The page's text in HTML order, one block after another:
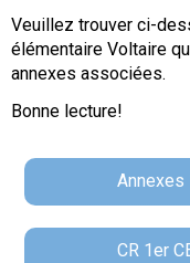
Veuillez trouver ci-
élémentaire Voltaire
annexes associées.
Bonne lecture!
Annexes
CR 1er